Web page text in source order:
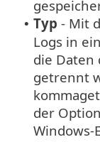
• Typ - Mit
Logs in
die Daten
getrennt
der Option
Windows-